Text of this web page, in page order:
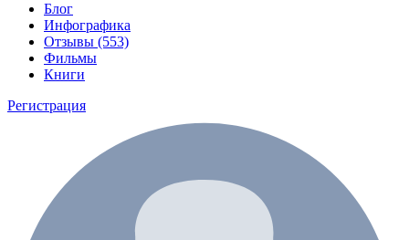
Блог
Инфографика
Отзывы (553)
Фильмы
Книги
Регистрация